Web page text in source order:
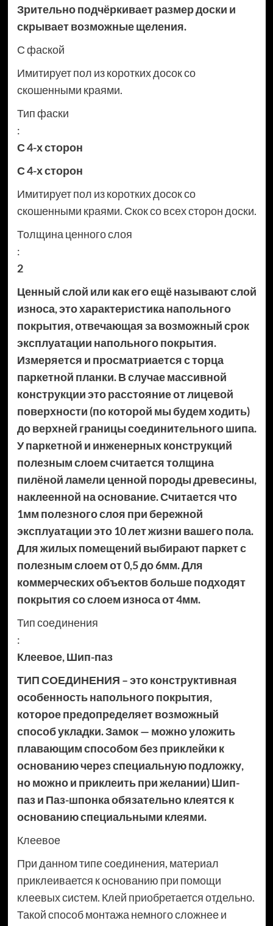
Зрительно подчёркивает размер доски и
скрывает возможные щеления.
С фаской
Имитирует пол из коротких досок со
скошенными краями.
Тип фаски
:
С 4-х сторон
С 4-х сторон
Имитирует пол из коротких досок со
скошенными краями. Скок со всех сторон доски.
Толщина ценного слоя
:
2
Ценный слой или как его ещё называют слой
износа, это характеристика напольного
покрытия, отвечающая за возможный срок
эксплуатации напольного покрытия.
Измеряется и просматриается с торца
паркетной планки. В случае массивной
конструкции это расстояние от лицевой
поверхности (по которой мы будем ходить)
до верхней границы соединительного шипа.
У паркетной и инженерных конструкций
полезным слоем считается толщина
пилёной ламели ценной породы древесины,
наклеенной на основание. Считается что
1мм полезного слоя при бережной
эксплуатации это 10 лет жизни вашего пола.
Для жилых помещений выбирают паркет с
полезным слоем от 0,5 до 6мм. Для
коммерческих объектов больше подходят
покрытия со слоем износа от 4мм.
Тип соединения
:
Клеевое,Шип-паз
ТИП СОЕДИНЕНИЯ – это конструктивная
особенность напольного покрытия,
которое предопределяет возможный
способ укладки. Замок — можно уложить
плавающим способом без приклейки к
основанию через специальную подложку,
но можно и приклеить при желании) Шип-
паз и Паз-шпонка обязательно клеятся к
основанию специальными клеями.
Клеевое
При данном типе соединения, материал
приклеивается к основанию при помощи
клеевых систем. Клей приобретается отдельно.
Такой способ монтажа немного сложнее и